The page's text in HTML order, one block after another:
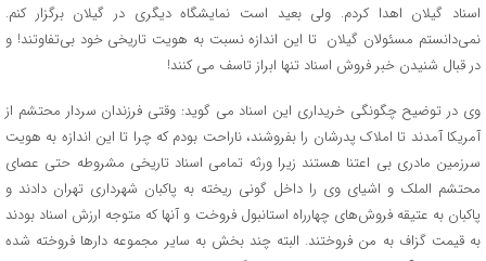
اسناد گیلان اهدا کردم. ولی بعید است نمایشگاه دیگری در گیلان برگزار کنم.
نمی‌دانستم مسئولان گیلان تا این اندازه نسبت به هویت تاریخی خود بی‌تفاوتند! و
در قبال شنیدن خبر فروش اسناد تنها ابراز تاسف می کنند!
وی در توضیح چگونگی خریداری این اسناد می گوید: وقتی فرزندان سردار محتشم از
آمریکا آمدند تا املاک پدرشان را بفروشند، ناراحت بودم که چرا تا این اندازه به هویت
سرزمین مادری بی اعتنا هستند زیرا ورثه تمامی اسناد تاریخی مشروطه حتی عصای
محتشم الملک و اشیای وی را داخل گونی ریخته به پاکبان شهرداری تهران دادند و
پاکبان به عتیقه فروش‌های چهارراه استانبول فروخت و آنها که متوجه ارزش اسناد بودند
به قیمت گزاف به من فروختند. البته چند بخش به سایر مجموعه دارها فروخته شده